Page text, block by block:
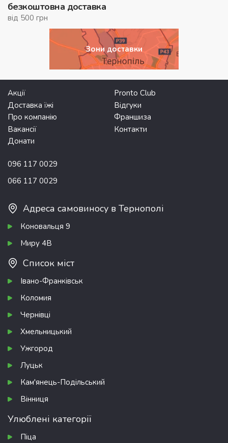
безкоштовна доставка
від 500 грн
Зони доставки
Акції
Pronto Club
Доставка їжі
Відгуки
Про компанію
Франшиза
Вакансії
Контакти
Донати
096 117 0029
066 117 0029
Адреса самовиносу в Тернополі
Коновальця 9
Миру 4В
Список міст
Івано-Франківськ
Коломия
Чернівці
Хмельницький
Ужгород
Луцьк
Кам'янець-Подільський
Вінниця
Улюблені категорії
Піца